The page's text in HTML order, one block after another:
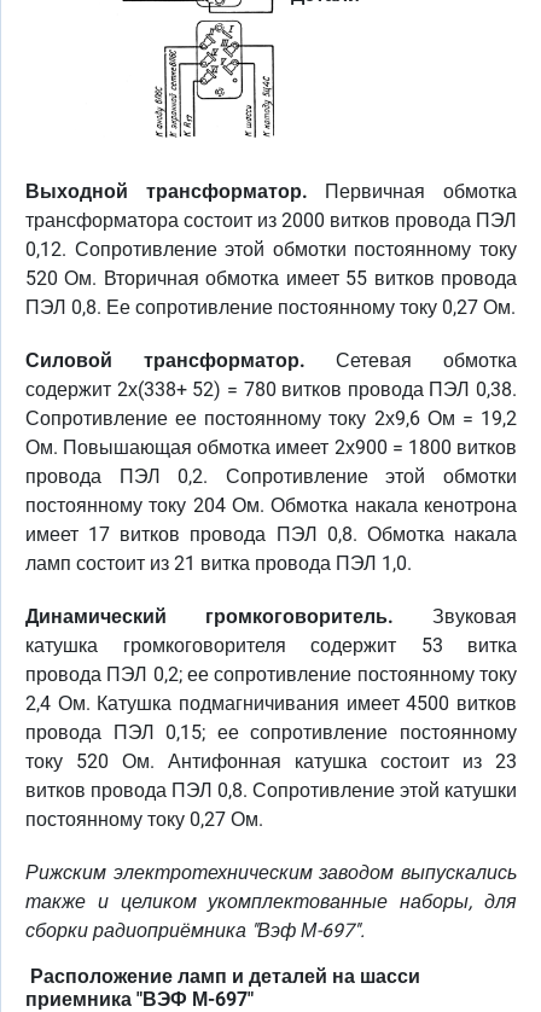
Выходной трансформатор. Первичная обмотка
трансформатора состоит из 2000 витков провода ПЭЛ
0,12. Сопротивление этой обмотки постоянному току
520 Ом. Вторичная обмотка имеет 55 витков провода
ПЭЛ 0,8. Ее сопротивление постоянному току 0,27 Ом.
Силовой трансформатор. Сетевая обмотка
содержит 2х(338+ 52) = 780 витков провода ПЭЛ 0,38.
Сопротивление ее постоянному току 2х9,6 Ом = 19,2
Ом. Повышающая обмотка имеет 2х900 = 1800 витков
провода ПЭЛ 0,2. Сопротивление этой обмотки
постоянному току 204 Ом. Обмотка накала кенотрона
имеет 17 витков провода ПЭЛ 0,8. Обмотка накала
ламп состоит из 21 витка провода ПЭЛ 1,0.
Динамический громкоговоритель. Звуковая
катушка громкоговорителя содержит 53 витка
провода ПЭЛ 0,2; ее сопротивление постоянному току
2,4 Ом. Катушка подмагничивания имеет 4500 витков
провода ПЭЛ 0,15; ее сопротивление постоянному
току 520 Ом. Антифонная катушка состоит из 23
витков провода ПЭЛ 0,8. Сопротивление этой катушки
постоянному току 0,27 Ом.
Рижским электротехническим заводом выпускались
также и целиком укомплектованные наборы, для
сборки радиоприёмника ''Вэф М-697''.
Расположение ламп и деталей на шасси
приемника "ВЭФ М-697"